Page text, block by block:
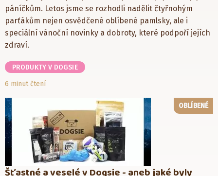
páníčkům. Letos jsme se rozhodli nadělit čtyřnohým
parťákům nejen osvědčené oblíbené pamlsky, ale i
speciální vánoční novinky a dobroty, které podpoří jejích
zdraví.
PRODUKTY V DOGSIE
6 minut čtení
OBLÍBENÉ
Šťastné a veselé v Dogsie - aneb jaké byly